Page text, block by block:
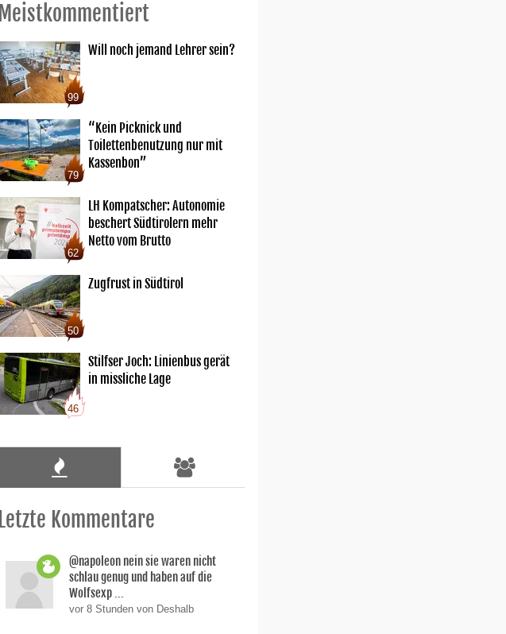
Meistkommentiert
99
Will noch jemand Lehrer sein?
79
“Kein Picknick und
Toilettenbenutzung nur mit
Kassenbon”
62
LH Kompatscher: Autonomie
beschert Südtirolern mehr
Netto vom Brutto
50
Zugfrust in Südtirol
46
Stilfser Joch: Linienbus gerät
in missliche Lage
Letzte Kommentare
@napoleon nein sie waren nicht
schlau genug und haben auf die
Wolfsexp ...
vor 8 Stunden von Deshalb